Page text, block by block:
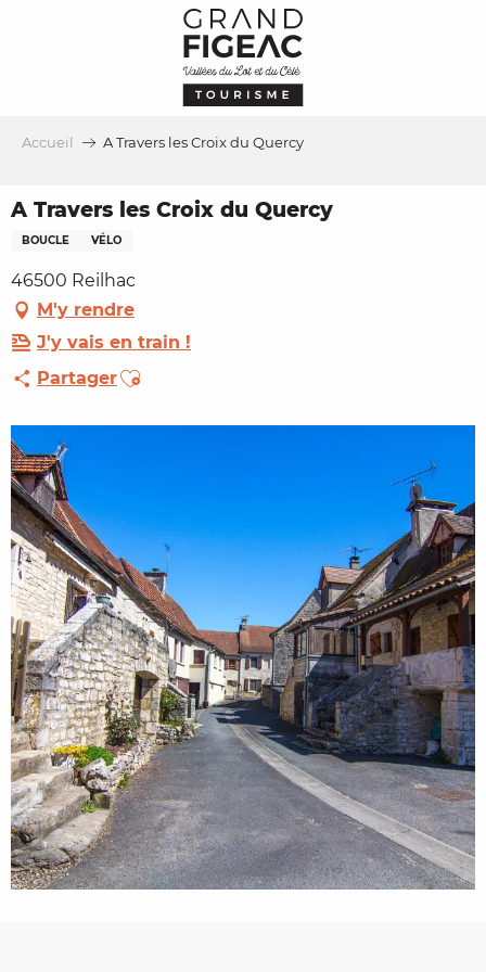
Accueil A Travers les Croix du Quercy
A Travers les Croix du Quercy
BOUCLE VÉLO
46500 Reilhac
M'y rendre
J'y vais en train !
PartagerAjouter aux favoris